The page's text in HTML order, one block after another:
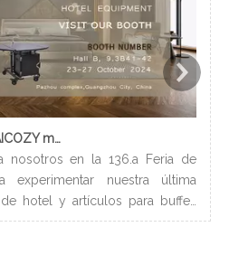
136ª Feria de Cantón: LAICOZY muestra el futuro de los muebles de hotel y los artículos de buffet
nosotros en la 136.a Feria de
nuestra última
hotel y artículos para buffet.
profesionales de la industria,